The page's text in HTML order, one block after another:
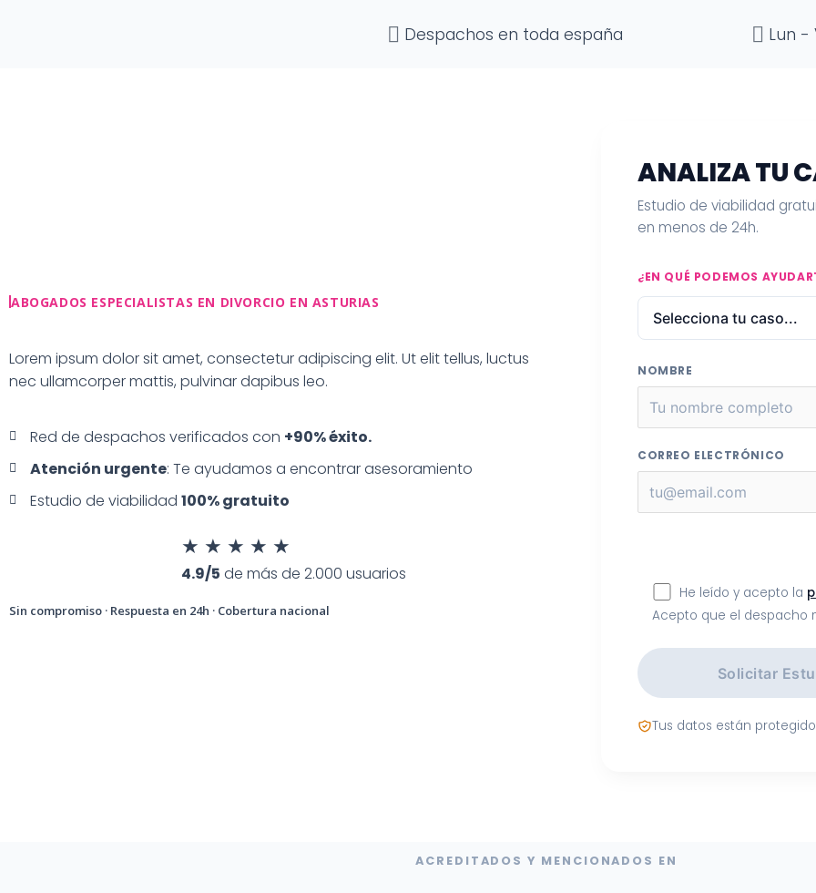
Despachos en toda españa Lun -
ABOGADOS ESPECIALISTAS EN DIVORCIO EN ASTURIAS
Lorem ipsum dolor sit amet, consectetur adipiscing elit. Ut elit tellus, luctus
nec ullamcorper mattis, pulvinar dapibus leo.
Red de despachos verificados con +90% éxito.
Atención urgente: Te ayudamos a encontrar asesoramiento
Estudio de viabilidad 100% gratuito
★ ★ ★ ★ ★
4.9/5 de más de 2.000 usuarios
Sin compromiso · Respuesta en 24h · Cobertura nacional
ANALIZA TU
Estudio de viabilidad
en menos de 24h.
¿EN QUÉ PODEMOS
NOMBRE
CORREO ELECTRÓNICO
He leído y acepto la
Acepto que el despacho
Solicitar
Tus datos están
ACREDITADOS Y MENCIONADOS EN